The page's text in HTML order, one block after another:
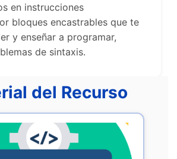
en instrucciones
bloques encastrables que te
y enseñar a programar,
de sintaxis.
del Recurso